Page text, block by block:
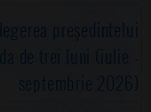
preşedintelui
de trei luni (iulie -
septembrie 2026)